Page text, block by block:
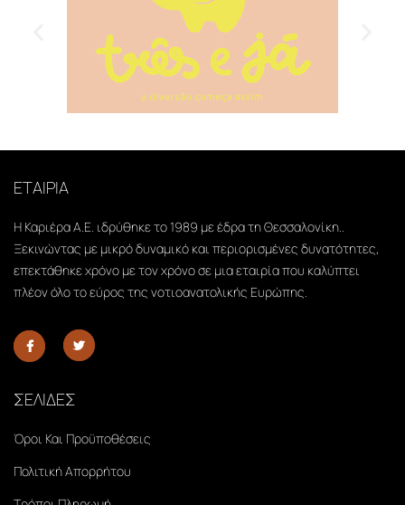
ΕΤΑΙΡΙΑ
Η Καριέρα Α.Ε. ιδρύθηκε το 1989 με έδρα τη Θεσσαλονίκη..
Ξεκινώντας με μικρό δυναμικό και περιορισμένες δυνατότητες,
επεκτάθηκε χρόνο με τον χρόνο σε μια εταιρία που καλύπτει
πλέον όλο το εύρος της νοτιοανατολικής Ευρώπης.
ΣΕΛΙΔΕΣ
Όροι Και Προϋποθέσεις
Πολιτική Απορρήτου